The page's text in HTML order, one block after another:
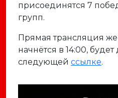
присоединятся 7
групп.
Прямая трансляция
начнётся в 14:00,
следующей ссылке.